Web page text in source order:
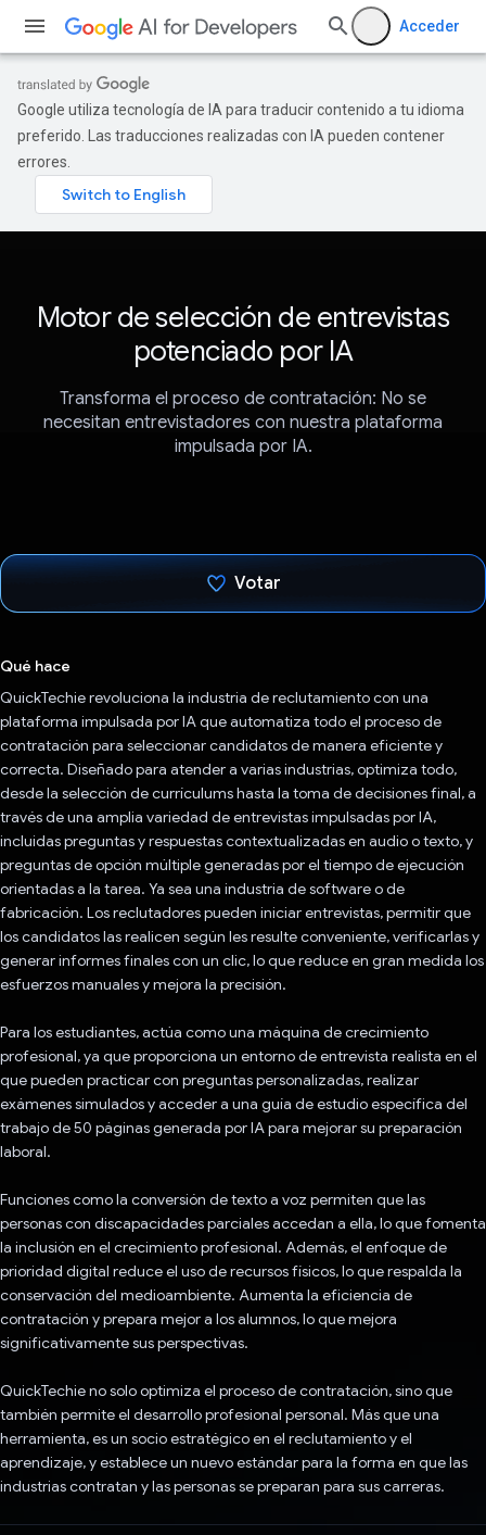
Acceder
Google utiliza tecnología de IA para traducir contenido a tu idioma
preferido. Las traducciones realizadas con IA pueden contener
errores.
Motor de selección de entrevistas
potenciado por IA
Transforma el proceso de contratación: No se
necesitan entrevistadores con nuestra plataforma
impulsada por IA.
Votar
Qué hace
QuickTechie revoluciona la industria de reclutamiento con una
plataforma impulsada por IA que automatiza todo el proceso de
contratación para seleccionar candidatos de manera eficiente y
correcta. Diseñado para atender a varias industrias, optimiza todo,
desde la selección de currículums hasta la toma de decisiones final, a
través de una amplia variedad de entrevistas impulsadas por IA,
incluidas preguntas y respuestas contextualizadas en audio o texto, y
preguntas de opción múltiple generadas por el tiempo de ejecución
orientadas a la tarea. Ya sea una industria de software o de
fabricación. Los reclutadores pueden iniciar entrevistas, permitir que
los candidatos las realicen según les resulte conveniente, verificarlas y
generar informes finales con un clic, lo que reduce en gran medida los
esfuerzos manuales y mejora la precisión.
Para los estudiantes, actúa como una máquina de crecimiento
profesional, ya que proporciona un entorno de entrevista realista en el
que pueden practicar con preguntas personalizadas, realizar
exámenes simulados y acceder a una guía de estudio específica del
trabajo de 50 páginas generada por IA para mejorar su preparación
laboral.
Funciones como la conversión de texto a voz permiten que las
personas con discapacidades parciales accedan a ella, lo que fomenta
la inclusión en el crecimiento profesional. Además, el enfoque de
prioridad digital reduce el uso de recursos físicos, lo que respalda la
conservación del medioambiente. Aumenta la eficiencia de
contratación y prepara mejor a los alumnos, lo que mejora
significativamente sus perspectivas.
QuickTechie no solo optimiza el proceso de contratación, sino que
también permite el desarrollo profesional personal. Más que una
herramienta, es un socio estratégico en el reclutamiento y el
aprendizaje, y establece un nuevo estándar para la forma en que las
industrias contratan y las personas se preparan para sus carreras.